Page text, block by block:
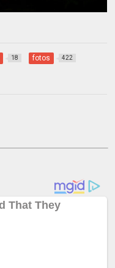
18 fotos 422